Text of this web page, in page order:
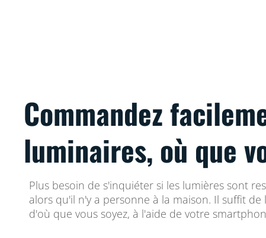
Commandez
luminaires, où que
Plus besoin de s'inquiéter si les lumières sont
alors qu'il n'y a personne à la maison. Il suffit de
d'où que vous soyez, à l'aide de votre